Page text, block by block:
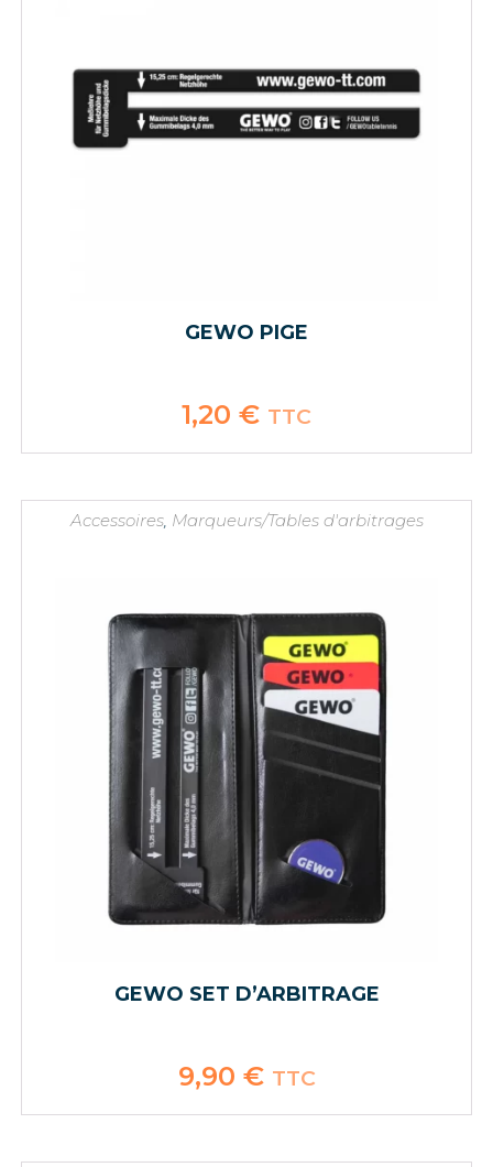
GEWO PIGE
1,20 € TTC
Accessoires, Marqueurs/Tables d'arbitrages
GEWO SET D’ARBITRAGE
9,90 € TTC